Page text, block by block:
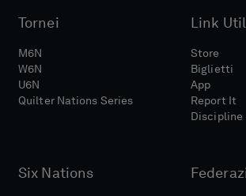
Tornei
M6N
W6N
U6N
Quilter Nations Series
Link
Store
Biglietti
App
Report It
Discipline
Six Nations